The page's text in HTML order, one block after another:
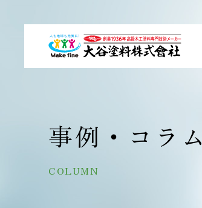
事例・コラム
COLUMN